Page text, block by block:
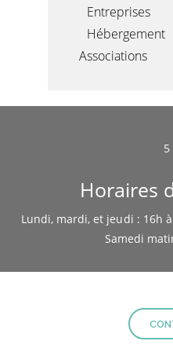
Entreprises
Hébergement
Associations
5
Horaires
Lundi, mardi, et jeudi : 16h
Samedi